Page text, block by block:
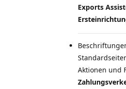
Exports
Aktionen und